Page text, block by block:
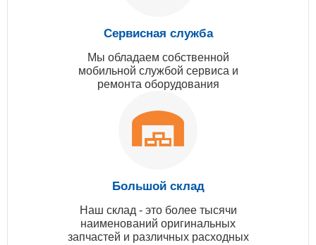
Сервисная служба
Мы обладаем собственной
мобильной службой сервиса и
ремонта оборудования
Большой склад
Наш склад - это более тысячи
наименований оригинальных
запчастей и различных расходных